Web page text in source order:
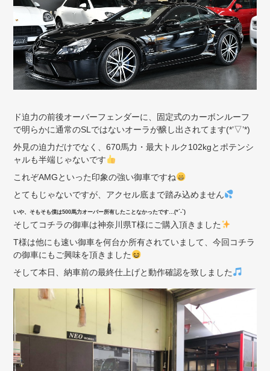
ド迫力の前後オーバーフェンダーに、固定式のカーボンルーフ
で明らかに通常のSLではないオーラが醸し出されてます(*’▽’*)
外見の迫力だけでなく、670馬力・最大トルク102kgとポテンシ
ャルも半端じゃないです
これぞAMGといった印象の強い御車ですね
とてもじゃないですが、アクセル底まで踏み込めません
いや、そもそも僕は500馬力オーバー所有したことなかったです…(*´-`)
そしてコチラの御車は神奈川県T様にご購入頂きました
T様は他にも速い御車を何台か所有されていまして、今回コチラ
の御車にもご興味を頂きました
そして本日、納車前の最終仕上げと動作確認を致しました